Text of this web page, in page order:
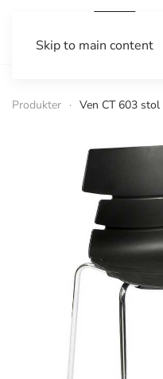
Skip to main content
Produkter Ven CT 603 stol